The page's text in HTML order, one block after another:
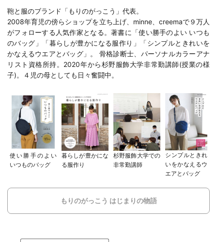
鞄と服のブランド「もりのがっこう」代表。
2008年育児の傍らショップを立ち上げ、minne、creemaで９万人
がフォローする人気作家となる。著書に「使い勝手のよい いつも
のバッグ 」「暮らしが豊かになる服作り 」「シンプルときれいを
かなえるウエアとバッグ 」。 骨格診断士、パーソナルカラーアナ
リスト資格所持。2020年から杉野服飾大学非常勤講師(授業の様
子)。４児の母としても日々奮闘中。
使い勝手のよい
いつものバッグ
暮らしが豊かにな
る服作り
杉野服飾大学での
非常勤講師
シンプルときれ
いをかなえるウ
エアとバッグ
もりのがっこう はじまりの物語